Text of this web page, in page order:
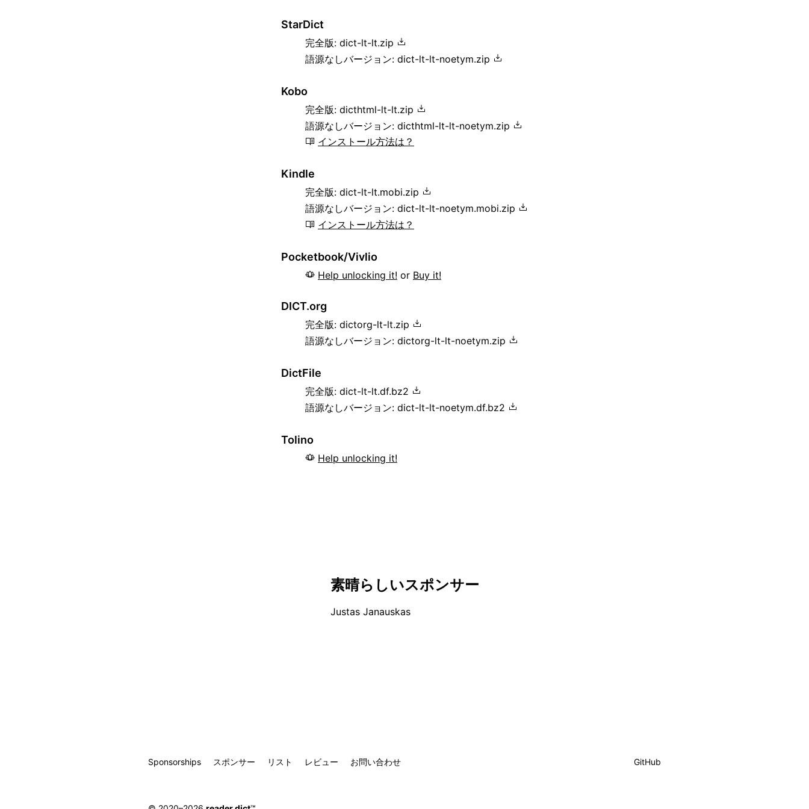
StarDict
完全版: dict-lt-lt.zip
語源なしバージョン: dict-lt-lt-noetym.zip
Kobo
完全版: dicthtml-lt-lt.zip
語源なしバージョン: dicthtml-lt-lt-noetym.zip
インストール方法は？
Kindle
完全版: dict-lt-lt.mobi.zip
語源なしバージョン: dict-lt-lt-noetym.mobi.zip
インストール方法は？
Pocketbook/Vivlio
Help unlocking it! or Buy it!
DICT.org
完全版: dictorg-lt-lt.zip
語源なしバージョン: dictorg-lt-lt-noetym.zip
DictFile
完全版: dict-lt-lt.df.bz2
語源なしバージョン: dict-lt-lt-noetym.df.bz2
Tolino
Help unlocking it!
素晴らしいスポンサー
Justas Janauskas
Sponsorships スポンサー リスト レビュー お問い合わせ GitHub